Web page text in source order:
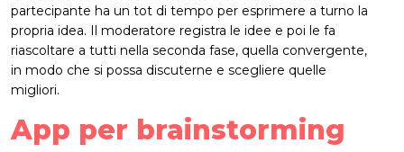
partecipante ha un tot di tempo per esprimere a turno la
propria idea. Il moderatore registra le idee e poi le fa
riascoltare a tutti nella seconda fase, quella convergente,
in modo che si possa discuterne e scegliere quelle
migliori.
App per brainstorming